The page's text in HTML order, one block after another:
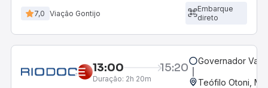
7,0 Viação Gontijo
Embarque
direto
13:00 15:20
Duração: 2h 20m
Governador
Teófilo Otoni, MG